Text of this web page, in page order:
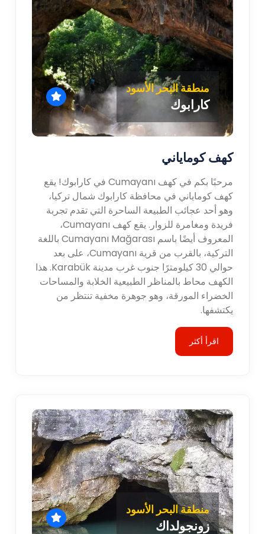
منطقة البحر الأسود
كارابوك
كهف كوماياني
مرحبًا بكم في كهف Cumayanı في كارابوك! يقع
كهف كوماياني في محافظة كارابوك شمال تركيا،
وهو أحد عجائب الطبيعة الساحرة التي تقدم تجربة
فريدة ومغامرة للزوار. يقع كهف Cumayanı،
المعروف أيضًا باسم Cumayanı Mağarası باللغة
التركية، بالقرب من قرية Cumayanı، على بعد
حوالي 30 كيلومترًا جنوب غرب مدينة Karabük. هذا
الكهف محاط بالمناظر الطبيعية الخلابة والمساحات
الخضراء المورقة، وهو جوهرة مخفية تنتظر من
يكتشفها.
اقرأ أكثر
منطقة البحر الأسود
زونجولداك